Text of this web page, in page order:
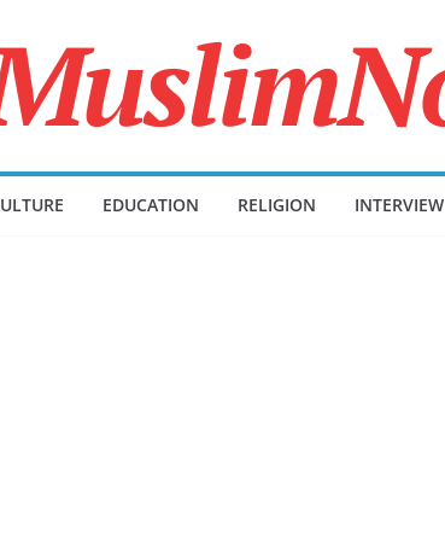
EDUCATION RELIGION INTERVIEW